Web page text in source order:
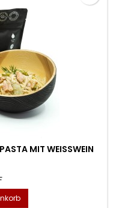
MIT WEISSWEIN